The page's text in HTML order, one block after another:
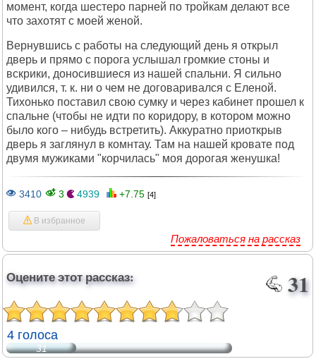
момент, когда шестеро парней по тройкам делают все
что захотят с моей женой.
Вернувшись с работы на следующий день я открыл
дверь и прямо с порога услышал громкие стоны и
вскрики, доносившиеся из нашей спальни. Я сильно
удивился, т. к. ни о чем не договаривался с Еленой.
Тихонько поставил свою сумку и через кабинет прошел к
спальне (чтобы не идти по коридору, в котором можно
было кого – нибудь встретить). Аккуратно приоткрыв
дверь я заглянул в комнтау. Там на нашей кровате под
двумя мужиками "корчилась" моя дорогая женушка!
3410 3 4939 +7.75 [4]
В избранное
Пожаловаться на рассказ
Оцените этот рассказ: 31
4 голоса
31